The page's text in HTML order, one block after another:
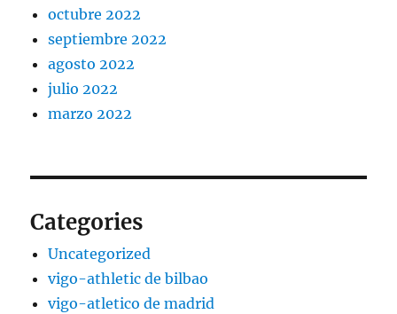
octubre 2022
septiembre 2022
agosto 2022
julio 2022
marzo 2022
Categories
Uncategorized
vigo-athletic de bilbao
vigo-atletico de madrid